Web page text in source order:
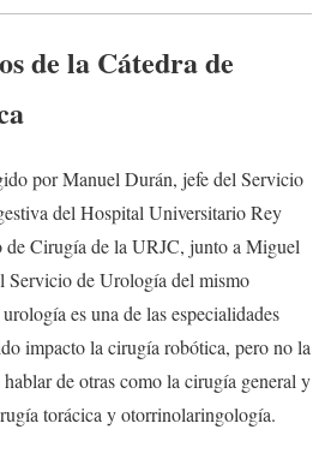
de la Cátedra de
por Manuel Durán, jefe del Servicio
del Hospital Universitario Rey
de Cirugía de la URJC, junto a Miguel
Servicio de Urología del mismo
es una de las especialidades
impacto la cirugía robótica, pero no la
de otras como la cirugía general y
torácica y otorrinolaringología.